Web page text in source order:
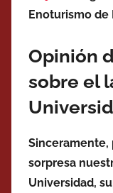
Enoturismo de
Opinión
sobre el
Sinceramente,
sorpresa
Universidad,